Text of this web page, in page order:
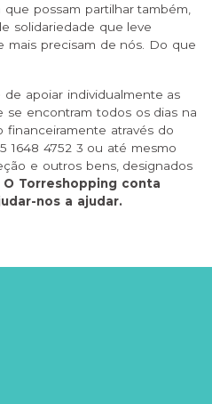
possam partilhar também,
solidariedade que leve
mais precisam de nós. Do que
apoiar individualmente as
se encontram todos os dias na
financeiramente através do
4752 3 ou até mesmo
e outros bens, designados
O Torreshopping conta
nos a ajudar.